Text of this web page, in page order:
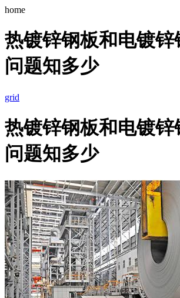
home
热镀锌钢板和电镀锌
问题知多少
grid
热镀锌钢板和电镀锌
问题知多少